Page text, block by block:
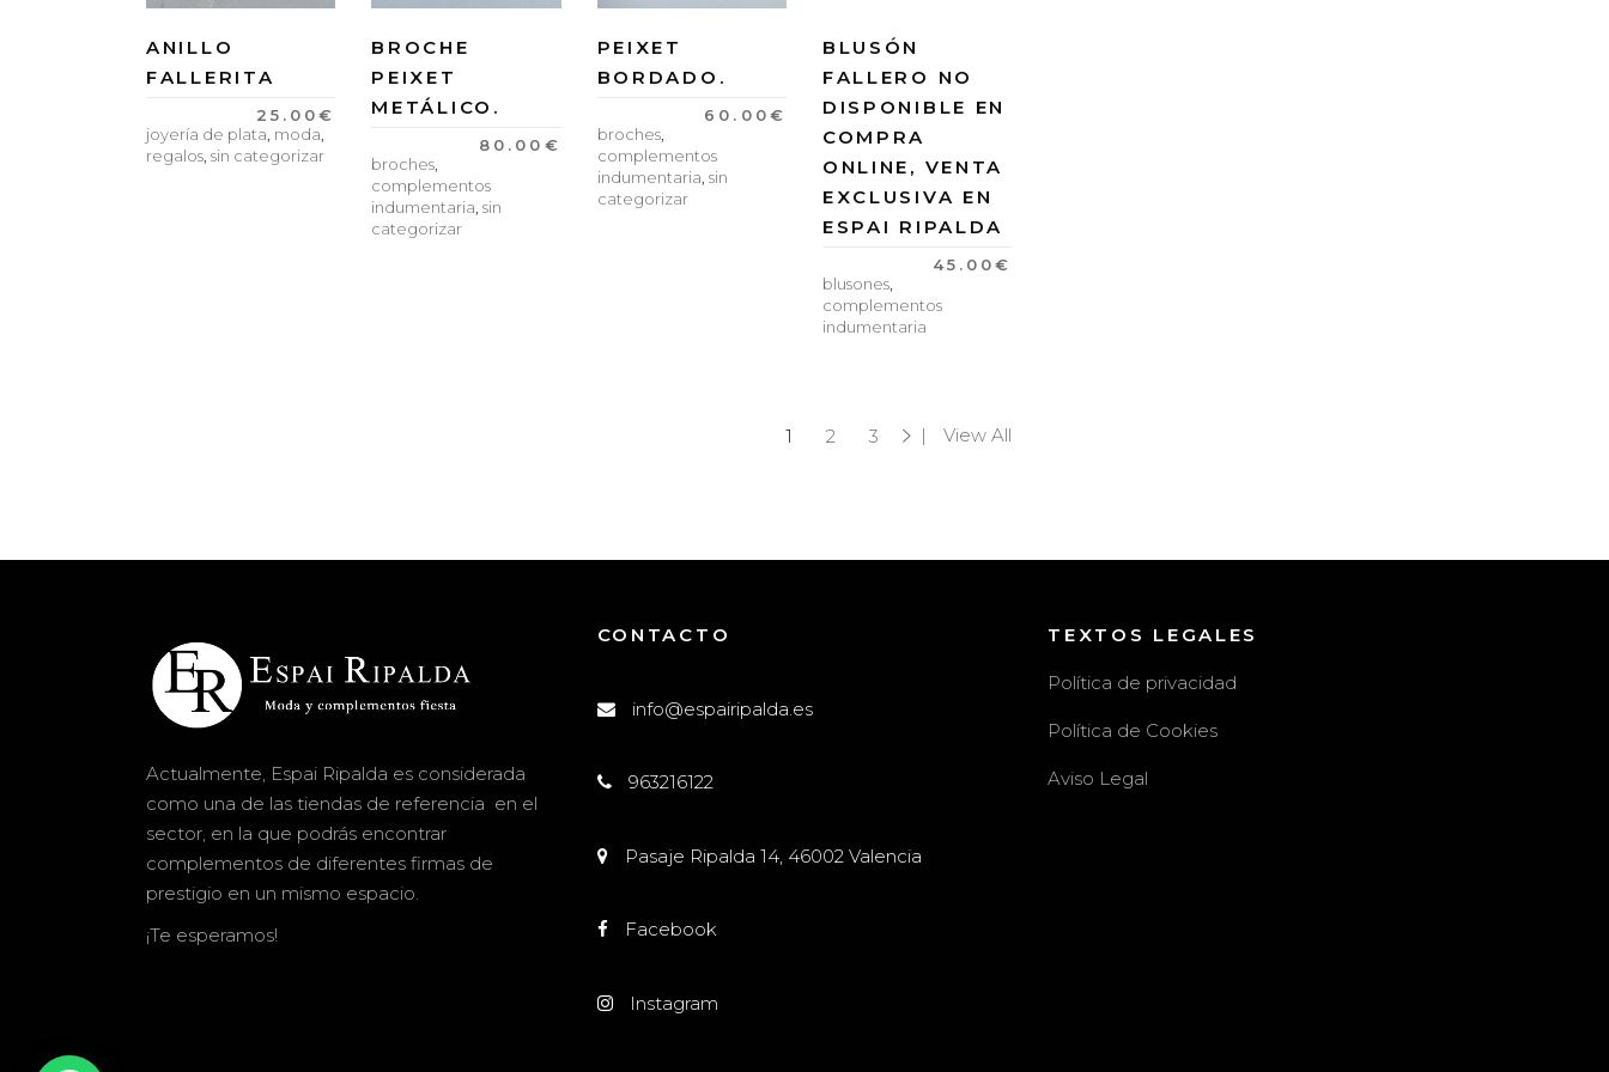
ANILLO
FALLERITA
25.00€
joyería de plata moda
regalos sin categorizar
BROCHE
PEIXET
METÁLICO.
80.00 €
broches
complementos
indumentaria ,sin
categorizar
PEIXET
BORDADO.
60.00€
broches,
complementos
indumentaria sin
categorizar
BLUSÓN
FALLERO NO
DISPONIBLE EN
COMPRA
ONLINE, VENTA
EXCLUSIVA EN
ESPAI RIPALDA
45.00€
blusones,
complementos
indumentaria
1 2 3 View All
Actualmente, Espai Ripalda es considerada
como una de las tiendas de referencia en el
sector, en la que podrás encontrar
complementos de diferentes firmas de
prestigio en un mismo espacio.
¡Te esperamos!
CONTACTO
info@espairipalda.es
963216122
Pasaje Ripalda 14, 46002 Valencia
Facebook
Instagram
TEXTOS LEGALES
Política de privacidad
Política de Cookies
Aviso Legal